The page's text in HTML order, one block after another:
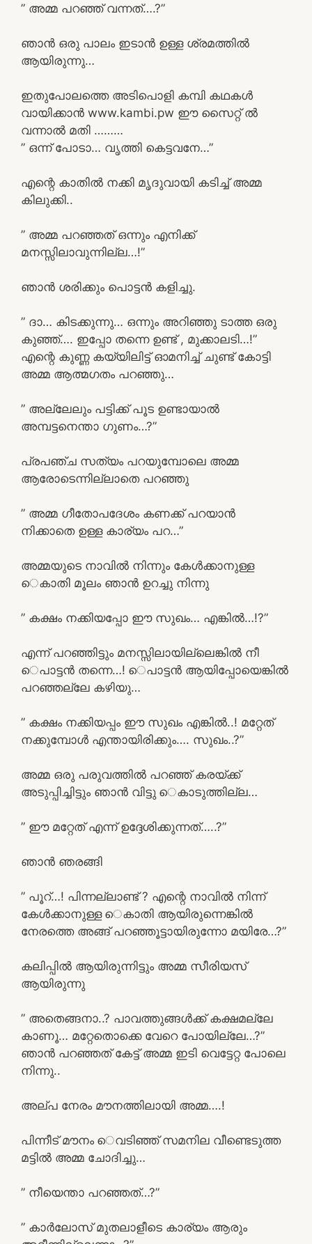
” അമ്മ പറഞ്ഞ് വന്നത്….?”
ഞാൻ ഒരു പാലം ഇടാൻ ഉള്ള ശ്രമത്തിൽ
ആയിരുന്നു…
ഇതുപോലത്തെ അടിപൊളി കമ്പി കഥകൾ
വായിക്കാൻ www.kambi.pw ഈ സൈറ്റ് ൽ
വന്നാൽ മതി ………
” ഒന്ന് പോടാ… വൃത്തി കെട്ടവനേ…”
എന്റെ കാതിൽ നക്കി മൃദുവായി കടിച്ച് അമ്മ
കിലുക്കി..
” അമ്മ പറഞ്ഞത് ഒന്നും എനിക്ക്
മനസ്സിലാവുന്നില്ല…!”
ഞാൻ ശരിക്കും പൊട്ടൻ കളിച്ചു.
” ദാ… കിടക്കുന്നു… ഒന്നും അറിഞ്ഞു ടാത്ത ഒരു
കുഞ്ഞ്…. ഇപ്പോ തന്നെ ഉണ്ട് , മുക്കാലടി…!”
എന്റെ കുണ്ണ കയ്യിലിട്ട് ഓമനിച്ച് ചുണ്ട് കോട്ടി
അമ്മ ആത്മഗതം പറഞ്ഞു…
” അല്ലേലും പട്ടിക്ക് പൂട ഉണ്ടായാൽ
അമ്പട്ടനെന്താ ഗുണം…?”
പ്രപഞ്ച സത്യം പറയുമ്പോലെ അമ്മ
ആരോടെന്നില്ലാതെ പറഞ്ഞു
” അമ്മ ഗീതോപദേശം കണക്ക് പറയാൻ
നിക്കാതെ ഉള്ള കാര്യം പറ…”
അമ്മയുടെ നാവിൽ നിന്നും കേൾക്കാനുള്ള
െകാതി മൂലം ഞാൻ ഉറച്ചു നിന്നു
” കക്ഷം നക്കിയപ്പോ ഈ സുഖം… എങ്കിൽ…!?”
എന്ന് പറഞ്ഞിട്ടും മനസ്സിലായില്ലെങ്കിൽ നീ
െപാട്ടൻ തന്നെ…! െപാട്ടൻ ആയിപ്പോയെങ്കിൽ
പറഞ്ഞല്ലേ കഴിയു…
” കക്ഷം നക്കിയപ്പം ഈ സുഖം എങ്കിൽ..! മറ്റേത്
നക്കുമ്പോൾ എന്തായിരിക്കും…. സുഖം..?”
അമ്മ ഒരു പരുവത്തിൽ പറഞ്ഞ് കരയ്ക്ക്
അടുപ്പിച്ചിട്ടും ഞാൻ വിട്ടു െകാടുത്തില്ല…
” ഈ മറ്റേത് എന്ന് ഉദ്ദേശിക്കുന്നത്…..?”
ഞാൻ ഞരങ്ങി
” പൂറ്…! പിന്നല്ലാണ്ട് ? എന്റെ നാവിൽ നിന്ന്
കേൾക്കാനുള്ള െകാതി ആയിരുന്നെങ്കിൽ
നേരത്തെ അങ്ങ് പറഞ്ഞൂട്ടായിരുന്നോ മയിരേ…?”
കലിപ്പിൽ ആയിരുന്നിട്ടും അമ്മ സീരിയസ്
ആയിരുന്നു
” അതെങ്ങനാ..? പാവത്തുങ്ങൾക്ക് കക്ഷമല്ലേ
കാണൂ… മറ്റേതൊക്കെ വേറെ പോയില്ലേ…?”
ഞാൻ പറഞ്ഞത് കേട്ട് അമ്മ ഇടി വെട്ടേറ്റ പോലെ
നിന്നു..
അല്പ നേരം മൗനത്തിലായി അമ്മ….!
പിന്നീട് മൗനം െവടിഞ്ഞ് സമനില വീണ്ടെടുത്ത
മട്ടിൽ അമ്മ ചോദിച്ചു…
” നീയെന്താ പറഞ്ഞത്…?”
” കാർലോസ് മുതലാളീടെ കാര്യം ആരും